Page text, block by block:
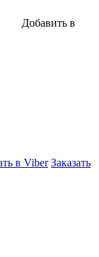
Добавить в
в Viber Заказать